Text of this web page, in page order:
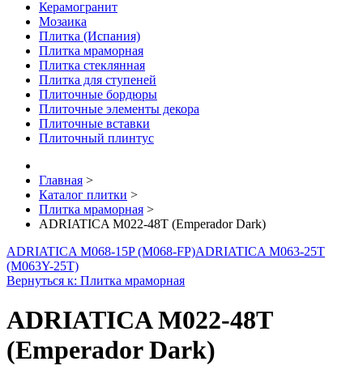
Керамогранит
Мозаика
Плитка (Испания)
Плитка мраморная
Плитка стеклянная
Плитка для ступеней
Плиточные бордюры
Плиточные элементы декора
Плиточные вставки
Плиточный плинтус
Главная >
Каталог плитки >
Плитка мраморная >
ADRIATICA M022-48T (Emperador Dark)
ADRIATICA M068-15P (M068-FP)ADRIATICA M063-25T
(M063Y-25T)
Вернуться к: Плитка мраморная
ADRIATICA M022-48T
(Emperador Dark)